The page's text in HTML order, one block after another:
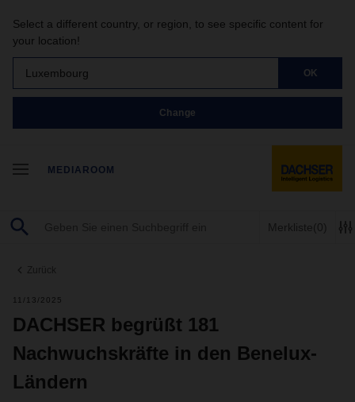
Select a different country, or region, to see specific content for
your location!
Luxembourg OK
Change
MEDIAROOM
Merkliste(0)
Zurück
11/13/2025
DACHSER begrüßt 181
Nachwuchskräfte in den Benelux-
Ländern